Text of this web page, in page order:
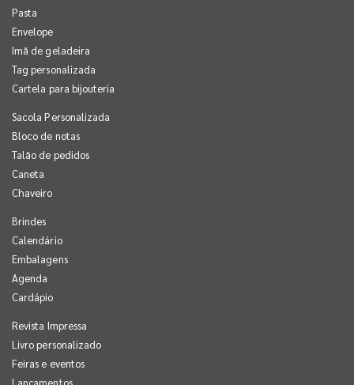
Pasta
Envelope
Imã de geladeira
Tag personalizada
Cartela para bijouteria
Sacola Personalizada
Bloco de notas
Talão de pedidos
Caneta
Chaveiro
Brindes
Calendário
Embalagens
Agenda
Cardápio
Revista Impressa
Livro personalizado
Feiras e eventos
Lançamentos